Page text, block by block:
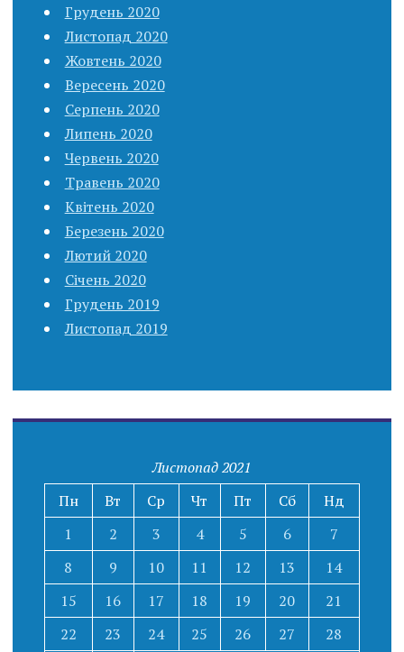
Грудень 2020
Листопад 2020
Жовтень 2020
Вересень 2020
Серпень 2020
Липень 2020
Червень 2020
Травень 2020
Квітень 2020
Березень 2020
Лютий 2020
Січень 2020
Грудень 2019
Листопад 2019
Листопад 2021
Пн
Вт Ср Чт Пт Сб
Нд
1
2 3 4 5 6
7
8
9 10 11 12 13
14
15
16 17 18 19 20
21
22
23 24 25 26 27 28